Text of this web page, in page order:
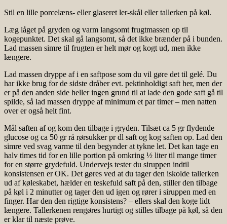
Stil en lille porcelæns- eller glaseret ler-skål eller tallerken på køl.
Læg låget på gryden og varm langsomt frugtmassen op til
kogepunktet. Det skal gå langsomt, så det ikke brænder på i bunden.
Lad massen simre til frugten er helt mør og kogt ud, men ikke
længere.
Lad massen dryppe af i en saftpose som du vil gøre det til gelé. Du
har ikke brug for de sidste dråber evt. pektinholdigt saft her, men der
er på den anden side heller ingen grund til at lade den gode saft gå til
spilde, så lad massen dryppe af minimum et par timer – men natten
over er også helt fint.
Mål saften af og kom den tilbage i gryden. Tilsæt ca 5 gr flydende
glucose og ca 50 gr rå rørsukker pr dl saft og kog saften op. Lad den
simre ved svag varme til den begynder at tykne let. Det kan tage en
halv times tid for en lille portion på omkring ½ liter til mange timer
for en større grydefuld. Undervejs tester du siruppen indtil
konsistensen er OK. Det gøres ved at du tager den iskolde tallerken
ud af køleskabet, hælder en teskefuld saft på den, stiller den tilbage
på køl i 2 minutter og tager den ud igen og rører i siruppen med en
finger. Har den den rigtige konsistens? – ellers skal den koge lidt
længere. Tallerkenen rengøres hurtigt og stilles tilbage på køl, så den
er klar til næste prøve.